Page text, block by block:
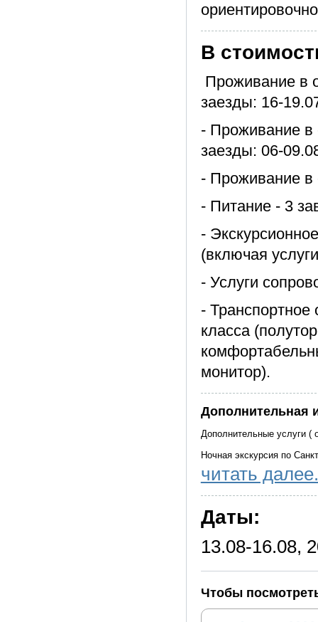
В
Проживание в
заезды: 16-
- Проживание в
заезды: 06-
- Проживание в
- Питание - 3
-
(включая
- Услуги
- Транспортное
класса
монитор).
Дополнительная
Дополнительные услуги (
Ночная экскурсия по
Ночная экскурсия по
Экскурсия по рекам и
Экскурсия по рекам и
Примечание
- время и порядок
сохранении их объёма и
читать
Даты:
13.08-16.08,
Чтобы